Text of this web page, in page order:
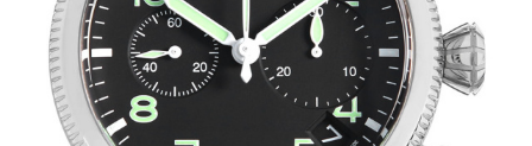
る
フィリップ